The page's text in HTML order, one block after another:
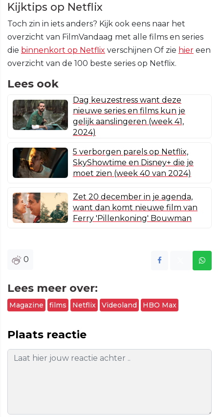
Kijktips op Netflix
Toch zin in iets anders? Kijk ook eens naar het
overzicht van FilmVandaag met alle films en series
die binnenkort op Netflix verschijnen Of zie hier een
overzicht van de 100 beste series op Netflix.
Lees ook
Dag keuzestress want deze
nieuwe series en films kun je
gelijk aanslingeren (week 41,
2024)
5 verborgen parels op Netflix,
SkyShowtime en Disney+ die je
moet zien (week 40 van 2024)
Zet 20 december in je agenda,
want dan komt nieuwe film van
Ferry 'Pillenkoning' Bouwman
0
Lees meer over:
Magazine films Netflix Videoland HBO Max
Plaats reactie